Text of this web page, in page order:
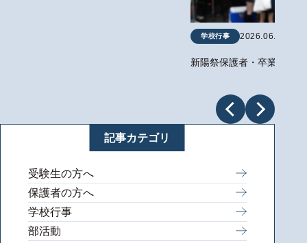
記事カテゴリ
受験生の方へ
保護者の方へ
学校行事
部活動
学校行事 2026.06.19
新陽祭保護者・卒業生来